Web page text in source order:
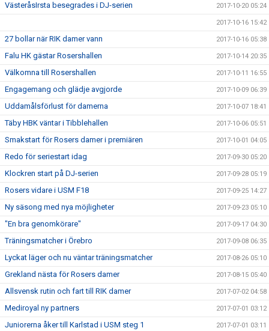
VästeråsIrsta besegrades i DJ-serien 2017-10-20 05:24
2017-10-16 15:42
27 bollar när RIK damer vann 2017-10-16 05:38
Falu HK gästar Rosershallen 2017-10-14 20:35
Välkomna till Rosershallen 2017-10-11 16:55
Engagemang och glädje avgjorde 2017-10-09 06:39
Uddamålsförlust för damerna 2017-10-07 18:41
Täby HBK väntar i Tibblehallen 2017-10-06 05:51
Smakstart för Rosers damer i premiären 2017-10-01 04:05
Redo för seriestart idag 2017-09-30 05:20
Klockren start på DJ-serien 2017-09-28 05:19
Rosers vidare i USM F18 2017-09-25 14:27
Ny säsong med nya möjligheter 2017-09-23 05:10
"En bra genomkörare" 2017-09-17 04:30
Träningsmatcher i Örebro 2017-09-08 06:35
Lyckat läger och nu väntar träningsmatcher 2017-08-26 05:10
Grekland nästa för Rosers damer 2017-08-15 05:40
Allsvensk rutin och fart till RIK damer 2017-07-02 04:58
Mediroyal ny partners 2017-07-01 03:12
Juniorerna åker till Karlstad i USM steg 1 2017-07-01 03:11